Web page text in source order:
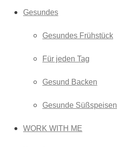
Gesundes
Gesundes Frühstück
Für jeden Tag
Gesund Backen
Gesunde Süßspeisen
WORK WITH ME